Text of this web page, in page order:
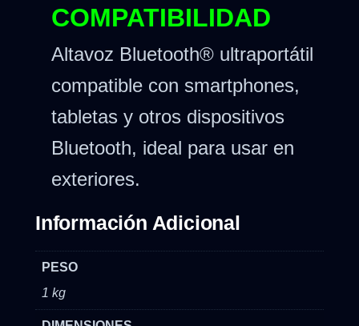
COMPATIBILIDAD
Altavoz Bluetooth® ultraportátil
compatible con smartphones,
tabletas y otros dispositivos
Bluetooth, ideal para usar en
exteriores.
Información Adicional
PESO
1 kg